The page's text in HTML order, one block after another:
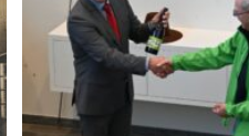
1100. Prima startpunt voor een
tocht door de tijd. Langs de
Bullewijk naar de Gaasp en de